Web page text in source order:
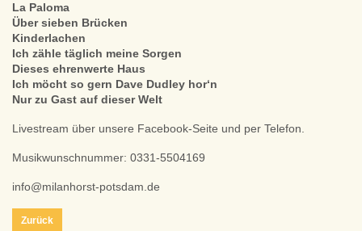
La Paloma
Über sieben Brücken
Kinderlachen
Ich zähle täglich meine Sorgen
Dieses ehrenwerte Haus
Ich möcht so gern Dave Dudley hor‘n
Nur zu Gast auf dieser Welt
Livestream über unsere Facebook-Seite und per Telefon.
Musikwunschnummer: 0331-5504169
info@milanhorst-potsdam.de
Zurück